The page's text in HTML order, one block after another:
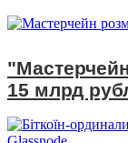
15 млрд